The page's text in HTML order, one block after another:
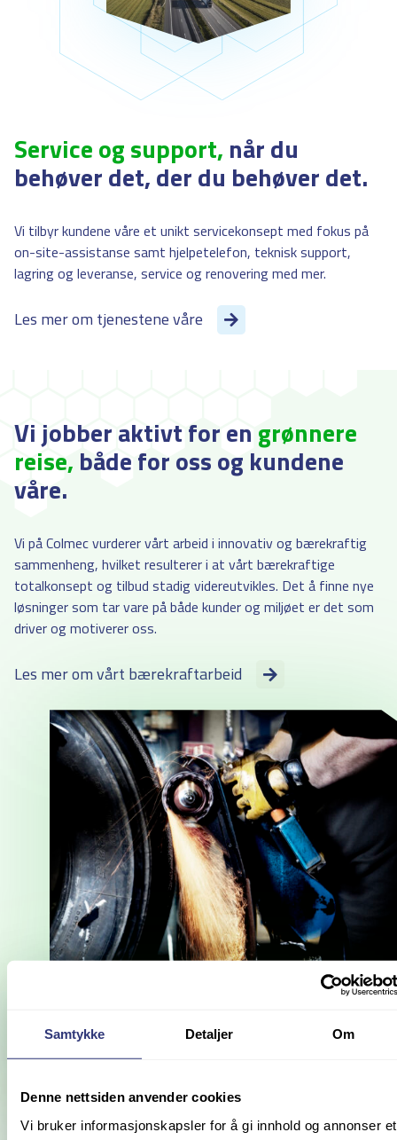
Samtykke Detaljer Om
Denne nettsiden anvender cookies
Vi bruker informasjonskapsler for å gi innhold og annonser et
Service og support, når du
behøver det, der du behøver det.
Vi tilbyr kundene våre et unikt servicekonsept med fokus på
on-site-assistanse samt hjelpetelefon, teknisk support,
lagring og leveranse, service og renovering med mer.
Les mer om tjenestene våre
Vi jobber aktivt for en grønnere
reise, både for oss og kundene
våre.
Vi på Colmec vurderer vårt arbeid i innovativ og bærekraftig
sammenheng, hvilket resulterer i at vårt bærekraftige
totalkonsept og tilbud stadig videreutvikles. Det å finne nye
løsninger som tar vare på både kunder og miljøet er det som
driver og motiverer oss.
Les mer om vårt bærekraftarbeid
REGUMMIERING AV DEKK